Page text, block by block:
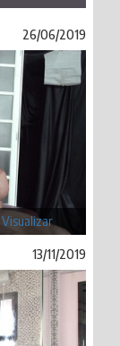
26/06/2019
Visualizar
13/11/2019